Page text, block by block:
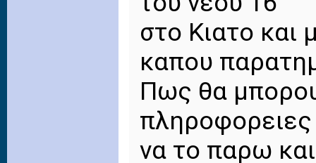
στο Κιατο και
καπου
Πως θα
να το παρω